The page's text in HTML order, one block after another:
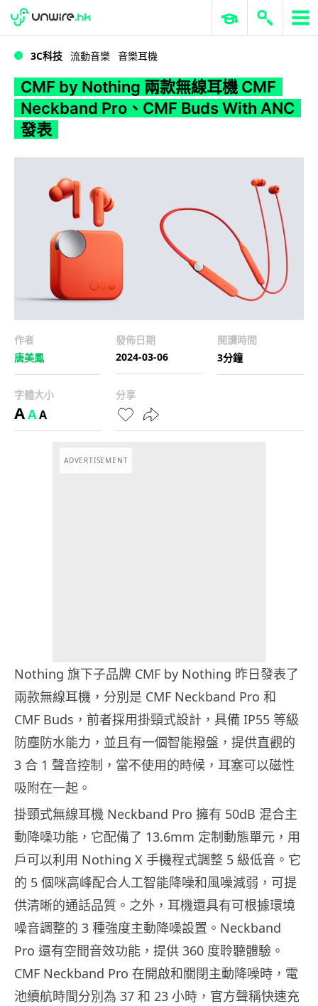
WWDC 2026 ERP 與商業 AI
3C科技 流動音樂 音樂耳機
CMF by Nothing 兩款無線耳機 CMF
Neckband Pro、CMF Buds With ANC
發表
作者
唐美鳳
發佈日期
2024-03-06
閱讀時間
3分鐘
字體大小
AAA
分享
ADVERTISEMENT
Nothing 旗下子品牌 CMF by Nothing 昨日發表了
兩款無線耳機，分別是 CMF Neckband Pro 和
CMF Buds，前者採用掛頸式設計，具備 IP55 等級
防塵防水能力，並且有一個智能撥盤，提供直觀的
3 合 1 聲音控制，當不使用的時候，耳塞可以磁性
吸附在一起。
掛頸式無線耳機 Neckband Pro 擁有 50dB 混合主
動降噪功能，它配備了 13.6mm 定制動態單元，用
戶可以利用 Nothing X 手機程式調整 5 級低音。它
的 5 個咪高峰配合人工智能降噪和風噪減弱，可提
供清晰的通話品質。之外，耳機還具有可根據環境
噪音調整的 3 種強度主動降噪設置。Neckband
Pro 還有空間音效功能，提供 360 度聆聽體驗。
CMF Neckband Pro 在開啟和關閉主動降噪時，電
池續航時間分別為 37 和 23 小時，官方聲稱快速充